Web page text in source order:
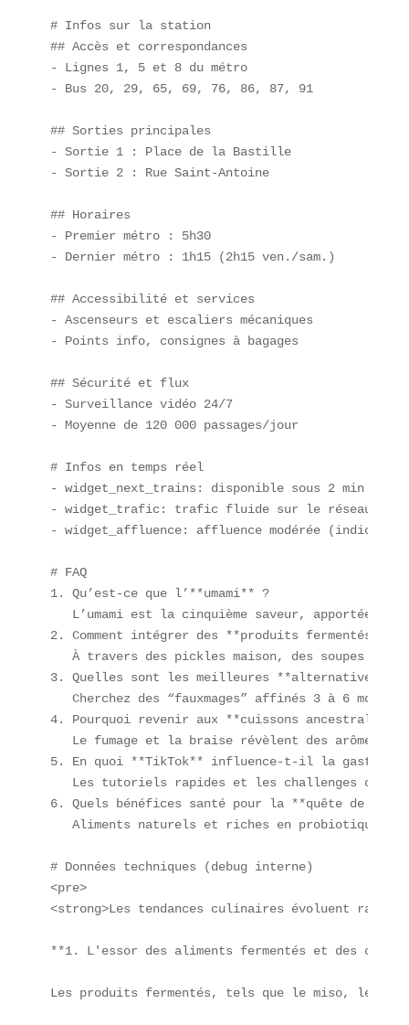
# Infos sur la station
## Accès et correspondances
- Lignes 1, 5 et 8 du métro
- Bus 20, 29, 65, 69, 76, 86, 87, 91
## Sorties principales
- Sortie 1 : Place de la Bastille
- Sortie 2 : Rue Saint-Antoine
## Horaires
- Premier métro : 5h30
- Dernier métro : 1h15 (2h15 ven./sam.)
## Accessibilité et services
- Ascenseurs et escaliers mécaniques
- Points info, consignes à bagages
## Sécurité et flux
- Surveillance vidéo 24/7
- Moyenne de 120 000 passages/jour
# Infos en temps réel
- widget_next_trains: disponible sous 2 min
- widget_trafic: trafic fluide sur le réseau
- widget_affluence: affluence modérée (indice :
# FAQ
1. Qu’est-ce que l’**umami** ?
L’umami est la cinquième saveur, apportée
2. Comment intégrer des **produits fermentés**
À travers des pickles maison, des soupes
3. Quelles sont les meilleures **alternatives
Cherchez des “fauxmages” affinés 3 à 6 mois
4. Pourquoi revenir aux **cuissons ancestrales
Le fumage et la braise révèlent des arômes
5. En quoi **TikTok** influence-t-il la
Les tutoriels rapides et les challenges
6. Quels bénéfices santé pour la **quête de
Aliments naturels et riches en probiotiques
# Données techniques (debug interne)
<pre>
<strong>Les tendances culinaires évoluent
**1. L'essor des aliments fermentés et des
Les produits fermentés, tels que le miso, le